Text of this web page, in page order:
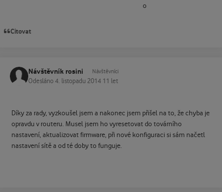
Citovat
Návštěvník rosini Návštěvníci
Odesláno 4. listopadu 2014 11 let
Díky za rady, vyzkoušel jsem a nakonec jsem přišel na to, že chyba je
opravdu v routeru. Musel jsem ho vyresetovat do továrního
nastavení, aktualizovat firmware, při nové konfiguraci si sám načetl
nastavení sítě a od té doby to funguje.